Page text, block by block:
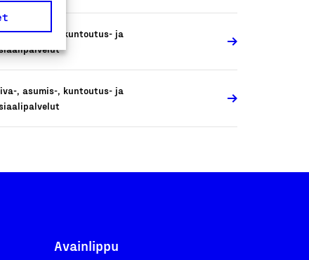
, asumis-, kuntoutus- ja
, asumis-, kuntoutus- ja
Avainlippu